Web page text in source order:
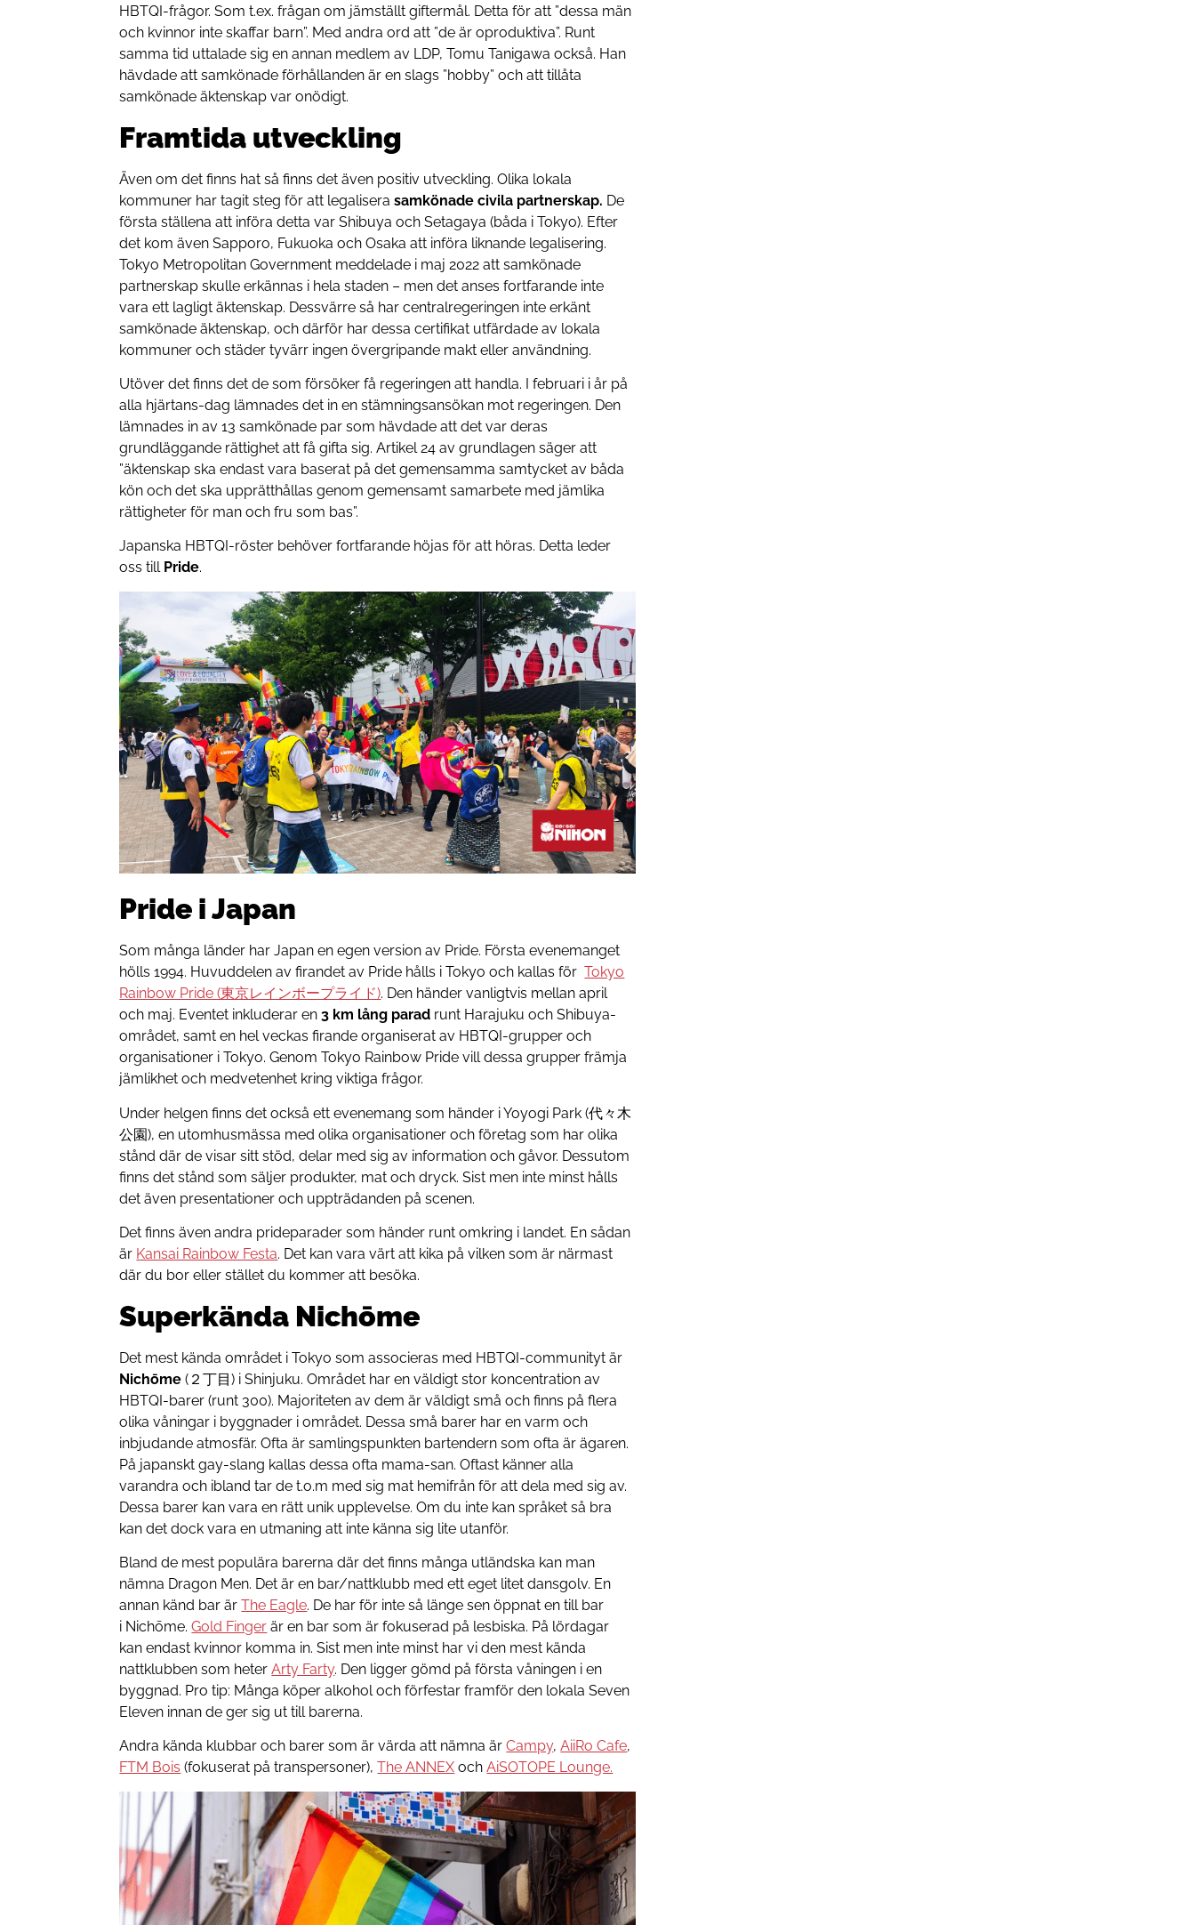
HBTQI-frågor. Som t.ex. frågan om jämställt giftermål. Detta för att ”dessa män
och kvinnor inte skaffar barn”. Med andra ord att ”de är oproduktiva”. Runt
samma tid uttalade sig en annan medlem av LDP, Tomu Tanigawa också. Han
hävdade att samkönade förhållanden är en slags ”hobby” och att tillåta
samkönade äktenskap var onödigt.
Framtida utveckling
Även om det finns hat så finns det även positiv utveckling. Olika lokala
kommuner har tagit steg för att legaliserasamkönade civila partnerskap. De
första ställena att införa detta var Shibuya och Setagaya (båda i Tokyo). Efter
det kom även Sapporo, Fukuoka och Osaka att införa liknande legalisering.
Tokyo Metropolitan Government meddelade i maj 2022 att samkönade
partnerskap skulle erkännas i hela staden – men det anses fortfarande inte
vara ett lagligt äktenskap. Dessvärre så har centralregeringen inte erkänt
samkönade äktenskap, och därför har dessa certifikat utfärdade av lokala
kommuner och städer tyvärr ingen övergripande makt eller användning.
Utöver det finns det de som försöker få regeringen att handla. I februari i år på
alla hjärtans-dag lämnades det in en stämningsansökan mot regeringen. Den
lämnades in av 13 samkönade par som hävdade att det var deras
grundläggande rättighet att få gifta sig. Artikel 24 av grundlagen säger att
”äktenskap ska endast vara baserat på det gemensamma samtycket av båda
kön och det ska upprätthållas genom gemensamt samarbete med jämlika
rättigheter för man och fru som bas”.
Japanska HBTQI-röster behöver fortfarande höjas för att höras. Detta leder
oss till Pride.
Pride i Japan
Som många länder har Japan en egen version av Pride. Första evenemanget
hölls 1994. Huvuddelen av firandet av Pride hålls i Tokyo och kallas förTokyo
Rainbow Pride (東京レインボープライド). Den händer vanligtvis mellan april
och maj. Eventet inkluderar en3 km lång parad runt Harajuku och Shibuya-
området, samt en hel veckas firande organiserat av HBTQI-grupper och
organisationer i Tokyo. Genom Tokyo Rainbow Pride vill dessa grupper främja
jämlikhet och medvetenhet kring viktiga frågor.
Under helgen finns det också ett evenemang som händer i Yoyogi Park (代々木
公園), en utomhusmässa med olika organisationer och företag som har olika
stånd där de visar sitt stöd, delar med sig av information och gåvor. Dessutom
finns det stånd som säljer produkter, mat och dryck. Sist men inte minst hålls
det även presentationer och uppträdanden på scenen.
Det finns även andra prideparader som händer runt omkring i landet. En sådan
är Kansai Rainbow Festa. Det kan vara värt att kika på vilken som är närmast
där du bor eller stället du kommer att besöka.
Superkända Nichōme
Det mest kända området i Tokyo som associeras med HBTQI-communityt är
Nichōme (２丁目) i Shinjuku. Området har en väldigt stor koncentration av
HBTQI-barer (runt 300). Majoriteten av dem är väldigt små och finns på flera
olika våningar i byggnader i området. Dessa små barer har en varm och
inbjudande atmosfär. Ofta är samlingspunkten bartendern som ofta är ägaren.
På japanskt gay-slang kallas dessa ofta mama-san. Oftast känner alla
varandra och ibland tar de t.o.m med sig mat hemifrån för att dela med sig av.
Dessa barer kan vara en rätt unik upplevelse. Om du inte kan språket så bra
kan det dock vara en utmaning att inte känna sig lite utanför.
Bland de mest populära barerna där det finns många utländska kan man
nämna Dragon Men. Det är en bar/nattklubb med ett eget litet dansgolv. En
annan känd bar ärThe Eagle. De har för inte så länge sen öppnat en till bar
i Nichōme.Gold Finger är en bar som är fokuserad på lesbiska. På lördagar
kan endast kvinnor komma in. Sist men inte minst har vi den mest kända
nattklubben som heterArty Farty. Den ligger gömd på första våningen i en
byggnad. Pro tip: Många köper alkohol och förfestar framför den lokala Seven
Eleven innan de ger sig ut till barerna.
Andra kända klubbar och barer som är värda att nämna ärCampy,AiiRo Cafe,
FTM Bois (fokuserat på transpersoner),The ANNEX ochAiSOTOPE Lounge.